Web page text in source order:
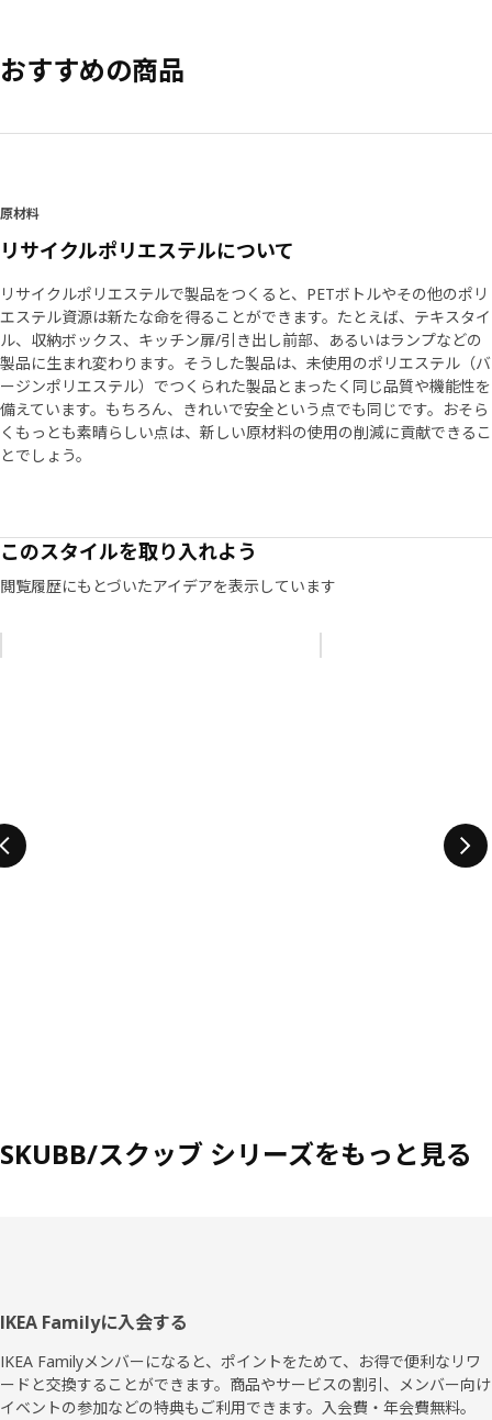
おすすめの商品
原材料
リサイクルポリエステルについて
リサイクルポリエステルで製品をつくると、PETボトルやその他のポリ
エステル資源は新たな命を得ることができます。たとえば、テキスタイ
ル、収納ボックス、キッチン扉/引き出し前部、あるいはランプなどの
製品に生まれ変わります。そうした製品は、未使用のポリエステル（バ
ージンポリエステル）でつくられた製品とまったく同じ品質や機能性を
備えています。もちろん、きれいで安全という点でも同じです。おそら
くもっとも素晴らしい点は、新しい原材料の使用の削減に貢献できるこ
とでしょう。
このスタイルを取り入れよう
閲覧履歴にもとづいたアイデアを表示しています
SKUBB/スクッブ シリーズをもっと見る
フ
ッ
タ
IKEA Familyに入会する
IKEA Familyメンバーになると、ポイントをためて、お得で便利なリワ
ードと交換することができます。商品やサービスの割引、メンバー向け
イベントの参加などの特典もご利用できます。入会費・年会費無料。